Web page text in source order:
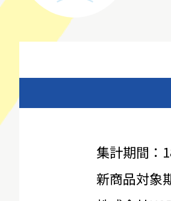
集計期間：
新商品対象